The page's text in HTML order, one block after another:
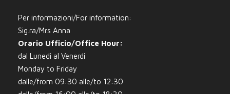
Per informazioni/For information:
Sig.ra/Mrs Anna
Orario Ufficio/Office Hour:
dal Lunedi al Venerdi
Monday to Friday
dalle/from 09:30 alle/to 12:30